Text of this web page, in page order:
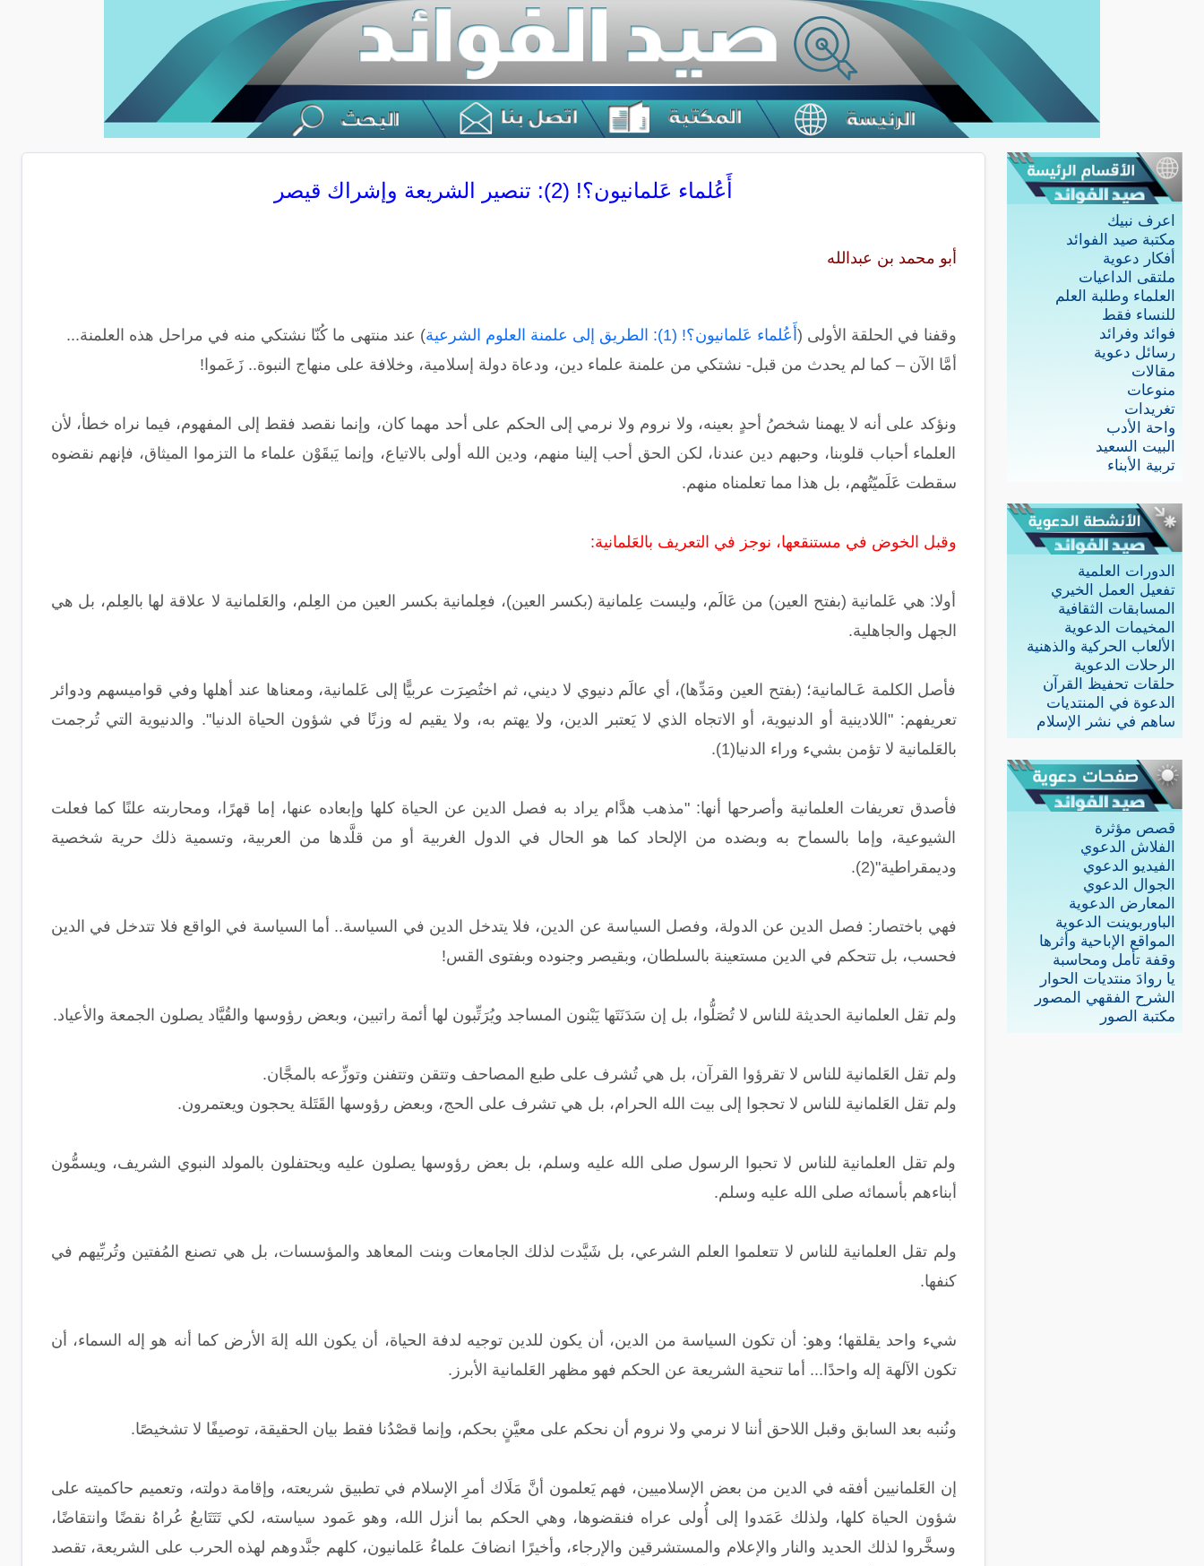
اعرف نبيك
مكتبة صيد الفوائد
أفكار دعوية
ملتقى الداعيات
العلماء وطلبة العلم
للنساء فقط
فوائد وفرائد
رسائل دعوية
مقالات
منوعات
تغريدات
واحة الأدب
البيت السعيد
تربية الأبناء
الدورات العلمية
تفعيل العمل الخيري
المسابقات الثقافية
المخيمات الدعوية
الألعاب الحركية والذهنية
الرحلات الدعوية
حلقات تحفيظ القرآن
الدعوة في المنتديات
ساهم في نشر الإسلام
قصص مؤثرة
الفلاش الدعوي
الفيديو الدعوي
الجوال الدعوي
المعارض الدعوية
الباوربوينت الدعوية
المواقع الإباحية وأثرها
وقفة تأمل ومحاسبة
يا روادَ منتديات الحوار
الشرح الفقهي المصور
مكتبة الصور
أَعُلماء عَلمانيون؟! (2): تنصير الشريعة وإشراك قيصر
أبو محمد بن عبدالله
وقفنا في الحلقة الأولى (أَعُلماء عَلمانيون؟! (1): الطريق إلى علمنة العلوم الشرعية
) عند منتهى ما كُنّا نشتكي منه في مراحل هذه العلمنة...
أمَّا الآن – كما لم يحدث من قبل- نشتكي من علمنة علماء دين، ودعاة دولة إسلامية، وخلافة على منهاج النبوة.. زَعَموا!
ونؤكد على أنه لا يهمنا شخصُ أحدٍ بعينه، ولا نروم ولا نرمي إلى الحكم على أحد مهما كان، وإنما نقصد فقط إلى المفهوم، فيما نراه خطأ، لأن
العلماء أحباب قلوبنا، وحبهم دين عندنا، لكن الحق أحب إلينا منهم، ودين الله أولى بالاتياع، وإنما يَبقَوْن علماء ما التزموا الميثاق، فإنهم نقضوه
سقطت عَلَميّتُهم، بل هذا مما تعلمناه منهم.
وقبل الخوض في مستنقعها، نوجز في التعريف بالعَلمانية:
أولا: هي عَلمانية (بفتح العين) من عَالَم، وليست عِلمانية (بكسر العين)، فعِلمانية بكسر العين من العِلم، والعَلمانية لا علاقة لها بالعِلم، بل هي
الجهل والجاهلية.
فأصل الكلمة عَـالمانية؛ (بفتح العين ومَدِّها)، أي عالَم دنيوي لا ديني، ثم اختُصِرَت عربيًّا إلى عَلمانية، ومعناها عند أهلها وفي قواميسهم ودوائر
تعريفهم: "اللادينية أو الدنيوية، أو الاتجاه الذي لا يَعتبر الدين، ولا يهتم به، ولا يقيم له وزنًا في شؤون الحياة الدنيا". والدنيوية التي تُرجمت
بالعَلمانية لا تؤمن بشيء وراء الدنيا(1).
فأصدق تعريفات العلمانية وأصرحها أنها: "مذهب هدَّام يراد به فصل الدين عن الحياة كلها وإبعاده عنها، إما قهرًا، ومحاربته علنًا كما فعلت
الشيوعية، وإما بالسماح به وبضده من الإلحاد كما هو الحال في الدول الغربية أو من قلَّدها من العربية، وتسمية ذلك حرية شخصية
وديمقراطية"(2).
فهي باختصار: فصل الدين عن الدولة، وفصل السياسة عن الدين، فلا يتدخل الدين في السياسة.. أما السياسة في الواقع فلا تتدخل في الدين
فحسب، بل تتحكم في الدين مستعينة بالسلطان، وبقيصر وجنوده وبفتوى القس!
ولم تقل العلمانية الحديثة للناس لا تُصَلُّوا، بل إن سَدَنَتَها يَبْنون المساجد ويُرَتِّبون لها أئمة راتبين، وبعض رؤوسها والقُيَّاد يصلون الجمعة والأعياد.
ولم تقل العَلمانية للناس لا تقرؤوا القرآن، بل هي تُشرف على طبع المصاحف وتتقن وتتفنن وتوزِّعه بالمجَّان.
ولم تقل العَلمانية للناس لا تحجوا إلى بيت الله الحرام، بل هي تشرف على الحج، وبعض رؤوسها القَتَلة يحجون ويعتمرون.
ولم تقل العلمانية للناس لا تحبوا الرسول صلى الله عليه وسلم، بل بعض رؤوسها يصلون عليه ويحتفلون بالمولد النبوي الشريف، ويسمُّون
أبناءهم بأسمائه صلى الله عليه وسلم.
ولم تقل العلمانية للناس لا تتعلموا العلم الشرعي، بل شَيَّدت لذلك الجامعات وبنت المعاهد والمؤسسات، بل هي تصنع المُفتين وتُربِّيهم في
كنفها.
شيء واحد يقلقها؛ وهو: أن تكون السياسة من الدين، أن يكون للدين توجيه لدفة الحياة، أن يكون الله إلهَ الأرض كما أنه هو إله السماء، أن
تكون الآلهة إله واحدًا... أما تنحية الشريعة عن الحكم فهو مظهر العَلمانية الأبرز.
ونُنبه بعد السابق وقبل اللاحق أننا لا نرمي ولا نروم أن نحكم على معيَّنٍ بحكم، وإنما قصْدُنا فقط بيان الحقيقة، توصيفًا لا تشخيصًا.
إن العَلمانيين أفقه في الدين من بعض الإسلاميين، فهم يَعلمون أنَّ مَلَاك أمرِ الإسلام في تطبيق شريعته، وإقامة دولته، وتعميم حاكميته على
شؤون الحياة كلها، ولذلك عَمَدوا إلى أُولى عراه فنقضوها، وهي الحكم بما أنزل الله، وهو عَمود سياسته، لكي تَتَتَابعُ عُراهُ نقضًا وانتقاضًا،
وسخَّروا لذلك الحديد والنار والإعلام والمستشرقين والإرجاء، وأخيرًا انضافَ علماءُ عَلمانيون، كلهم جنَّدوهم لهذه الحرب على الشريعة، تقصد